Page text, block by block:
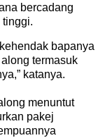
bercadang
bapanya
termasuk
katanya.
menuntut
pakej